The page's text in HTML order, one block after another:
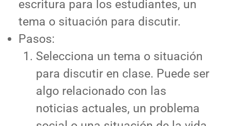
escritura para los estudiantes, un
tema o situación para discutir.
Pasos:
Selecciona un tema o situación
para discutir en clase. Puede ser
algo relacionado con las
noticias actuales, un problema